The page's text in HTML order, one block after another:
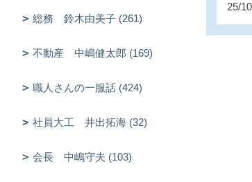
25/
総務 鈴木由美子 (261)
不動産 中嶋健太郎 (169)
職人さんの一服話 (424)
社員大工 井出拓海 (32)
会長 中嶋守夫 (103)